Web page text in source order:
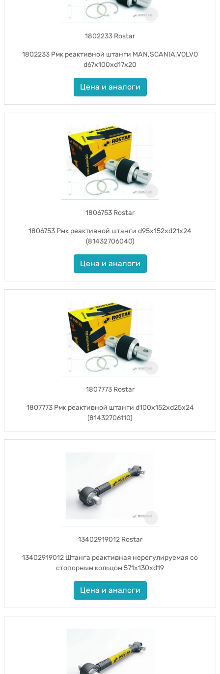
1802233 Rostar
1802233 Рмк реактивной штанги MAN,SCANIA,VOLVO
d67x100xd17x20
Цена и аналоги
1806753 Rostar
1806753 Рмк реактивной штанги d95x152xd21x24
(81432706040)
Цена и аналоги
1807773 Rostar
1807773 Рмк реактивной штанги d100x152xd25x24
(81432706110)
13402919012 Rostar
13402919012 Штанга реактивная нерегулируемая со
стопорным кольцом 571x130xd19
Цена и аналоги